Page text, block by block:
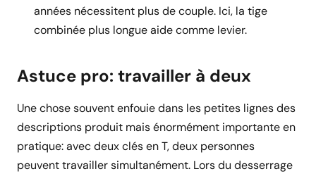
années nécessitent plus de couple. Ici, la tige
combinée plus longue aide comme levier.
Astuce pro: travailler à deux
Une chose souvent enfouie dans les petites lignes des
descriptions produit mais énormément importante en
pratique: avec deux clés en T, deux personnes
peuvent travailler simultanément. Lors du desserrage